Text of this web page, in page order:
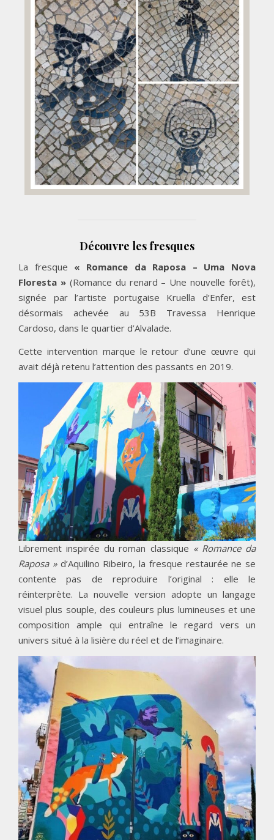
Découvre les fresques
La fresque « Romance da Raposa – Uma Nova
Floresta »(Romance du renard – Une nouvelle forêt),
signée par l’artiste portugaise Kruella d’Enfer, est
désormais achevée au 53B Travessa Henrique
Cardoso, dans le quartier d’Alvalade.
Cette intervention marque le retour d’une œuvre qui
avait déjà retenu l’attention des passants en 2019.
Librement inspirée du roman classique « Romance da
Raposa »d’Aquilino Ribeiro, la fresque restaurée ne se
contente pas de reproduire l’original : elle le
réinterprète. La nouvelle version adopte un langage
visuel plus souple, des couleurs plus lumineuses et une
composition ample qui entraîne le regard vers un
univers situé à la lisière du réel et de l’imaginaire.